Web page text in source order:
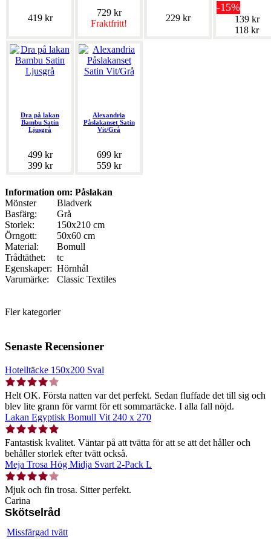
419 kr
729 kr
Fraktfritt!
229 kr
-15%
139 kr
118 kr
Dra på lakan
Bambu Satin
Ljusgrå
499 kr
399 kr
Alexandria
Påslakanset Satin
Vit/Grå
699 kr
559 kr
Information om: Påslakan
Mönster
Bladverk
Basfärg:
Grå
Storlek:
150x210 cm
Örngott:
50x60 cm
Material:
Bomull
Trådtäthet:
tc
Egenskaper: Hörnhål
Varumärke:
Classic Textiles
Fler kategorier
Senaste Recensioner
Hotelltäcke 150x200 Sval
Helt OK. Första natten var det perfekt. Sedan fluffade det till sig och
blev lite grann för varmt för ett sommartäcke. I alla fall nöjd.
Lakan Egyptisk Bomull Vit 240 x 270
Fantastisk kvalitet. Väntar på att tvätta för att se att det håller och
behåller storlek efter tvätt också.
Meja Trosa Hög Midja Svart 2-Pack L
Mjuk och fin trosa. Sitter perfekt.
Carina
Skötselråd
Missfärgad tvätt